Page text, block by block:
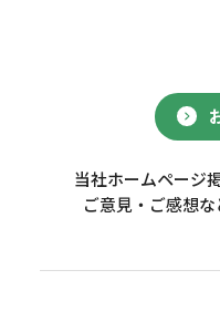
当社ホームページ
ご意見・ご感想な